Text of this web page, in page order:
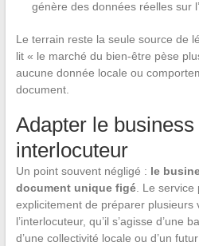
génère des données réelles sur
Le terrain reste la seule source de
lit « le marché du bien-être pèse
aucune donnée locale ou
document.
Adapter le
interlocuteur
Un point souvent négligé : le
document unique figé. Le service
explicitement de préparer plusieurs
l’interlocuteur, qu’il s’agisse d’une
d’une collectivité locale ou d’un